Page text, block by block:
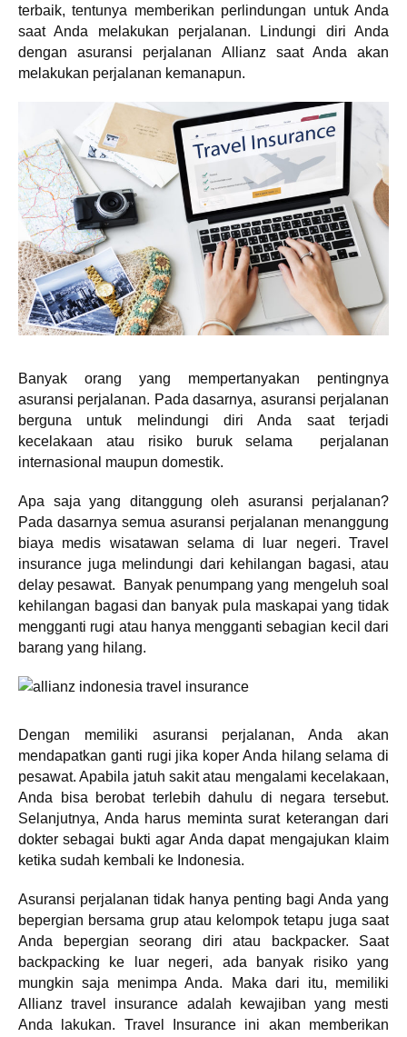
terbaik, tentunya memberikan perlindungan untuk Anda
saat Anda melakukan perjalanan. Lindungi diri Anda
dengan asuransi perjalanan Allianz saat Anda akan
melakukan perjalanan kemanapun.
Banyak orang yang mempertanyakan pentingnya
asuransi perjalanan. Pada dasarnya, asuransi perjalanan
berguna untuk melindungi diri Anda saat terjadi
kecelakaan atau risiko buruk selama perjalanan
internasional maupun domestik.
Apa saja yang ditanggung oleh asuransi perjalanan?
Pada dasarnya semua asuransi perjalanan menanggung
biaya medis wisatawan selama di luar negeri. Travel
insurance juga melindungi dari kehilangan bagasi, atau
delay pesawat. Banyak penumpang yang mengeluh soal
kehilangan bagasi dan banyak pula maskapai yang tidak
mengganti rugi atau hanya mengganti sebagian kecil dari
barang yang hilang.
Dengan memiliki asuransi perjalanan, Anda akan
mendapatkan ganti rugi jika koper Anda hilang selama di
pesawat. Apabila jatuh sakit atau mengalami kecelakaan,
Anda bisa berobat terlebih dahulu di negara tersebut.
Selanjutnya, Anda harus meminta surat keterangan dari
dokter sebagai bukti agar Anda dapat mengajukan klaim
ketika sudah kembali ke Indonesia.
Asuransi perjalanan tidak hanya penting bagi Anda yang
bepergian bersama grup atau kelompok tetapu juga saat
Anda bepergian seorang diri atau backpacker. Saat
backpacking ke luar negeri, ada banyak risiko yang
mungkin saja menimpa Anda. Maka dari itu, memiliki
Allianz travel insurance adalah kewajiban yang mesti
Anda lakukan. Travel Insurance ini akan memberikan